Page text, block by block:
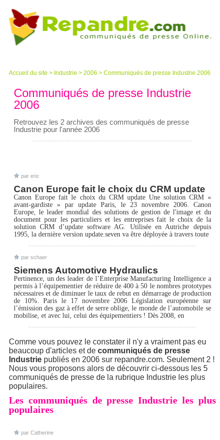
Accueil du site > Industrie > 2006 > Communiqués de presse Industrie 2006
Communiqués de presse Industrie
2006
Retrouvez les 2 archives des communiqués de presse
Industrie pour l'année 2006
par eric
Canon Europe fait le choix du CRM update
Canon Europe fait le choix du CRM update Une solution CRM «
avant-gardiste » par update Paris, le 23 novembre 2006. Canon
Europe, le leader mondial des solutions de gestion de l'image et du
document pour les particuliers et les entreprises fait le choix de la
solution CRM d’update software AG. Utilisée en Autriche depuis
1995, la dernière version update.seven va être déployée à travers toute
par schaer
Siemens Automotive Hydraulics
Pertinence, un des leader de l’Enterprise Manufacturing Intelligence a
permis à l’équipementier de réduire de 400 à 50 le nombres prototypes
nécessaires et de diminuer le taux de rebut en démarrage de production
de 10%. Paris le 17 novembre 2006 Législation européenne sur
l’émission des gaz à effet de serre oblige, le monde de l’automobile se
mobilise, et avec lui, celui des équipementiers ! Dès 2008, en
Comme vous pouvez le constater il n'y a vraiment pas eu
beaucoup d'articles et de communiqués de presse
Industrie publiés en 2006 sur repandre.com. Seulement 2 !
Nous vous proposons alors de découvrir ci-dessous les 5
communiqués de presse de la rubrique Industrie les plus
populaires.
Les communiqués de presse Industrie les plus
populaires
par Catherine